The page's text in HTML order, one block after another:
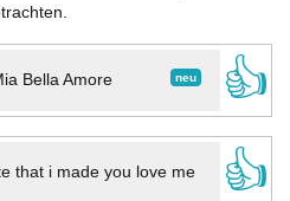
neu
Bella Amore
👍
that i made you love me
👍